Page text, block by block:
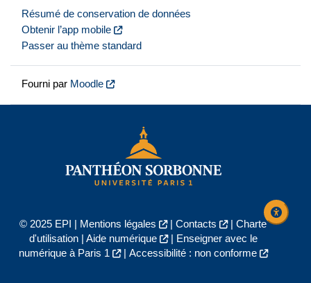
Résumé de conservation de données
Obtenir l’app mobile
Passer au thème standard
Fourni par Moodle
© 2025 EPI | Mentions légales | Contacts | Charte
d'utilisation| Aide numérique |
Enseigner avec le
numérique à Paris 1
| Accessibilité : non conforme